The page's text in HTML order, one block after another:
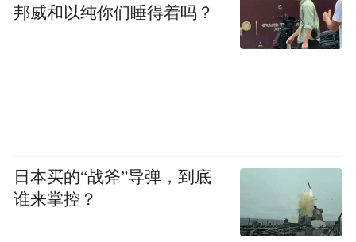
邦威和以纯你们睡得着吗？
日本买的“战斧”导弹，到底
谁来掌控？